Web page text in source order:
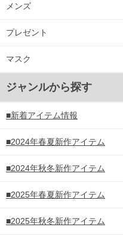
メンズ
プレゼント
マスク
ジャンルから探す
■新着アイテム情報
■2024年春夏新作アイテム
■2024年秋冬新作アイテム
■2025年春夏新作アイテム
■2025年秋冬新作アイテム